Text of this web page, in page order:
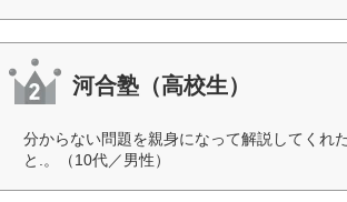
河合塾（高校生）
分からない問題を親身になって解説してくれ
と.。（10代／男性）